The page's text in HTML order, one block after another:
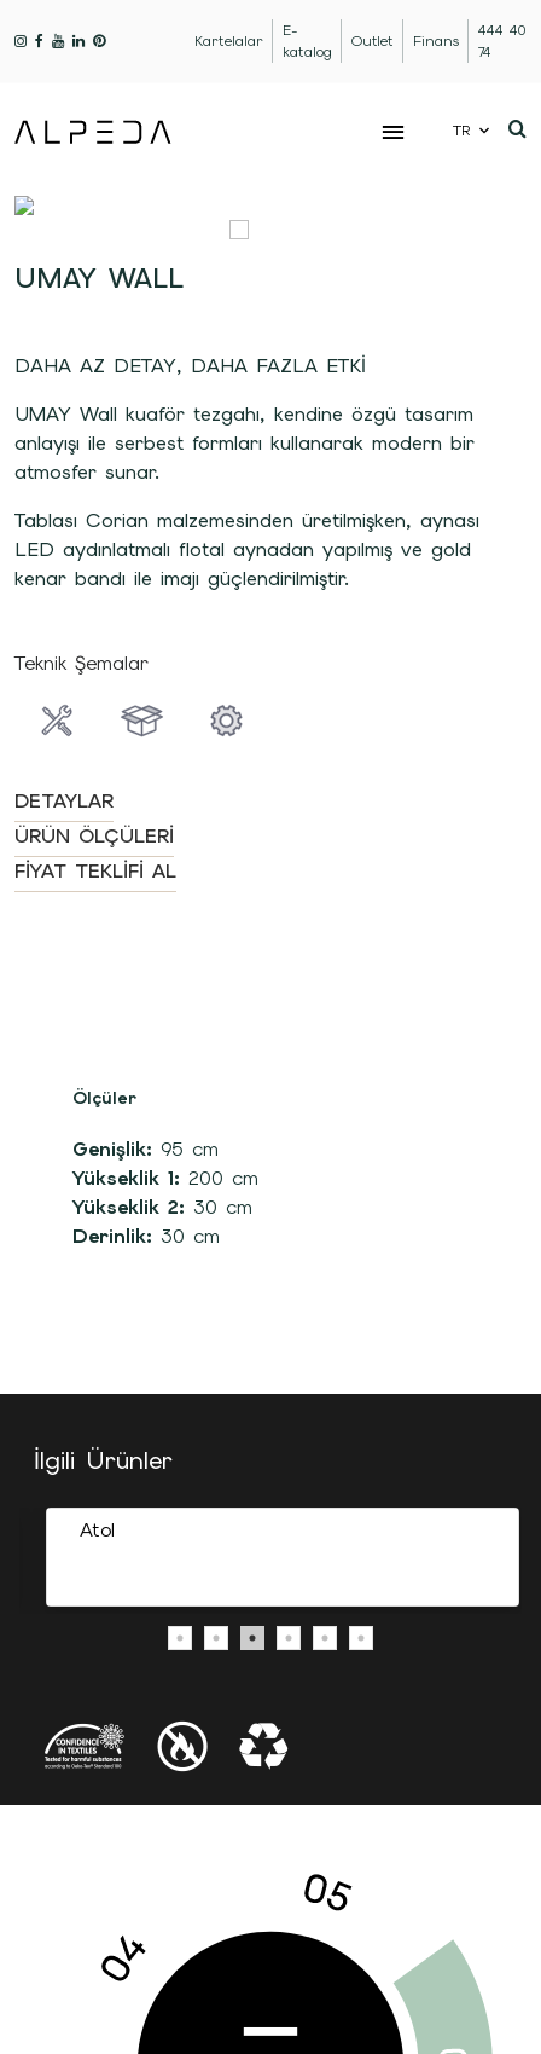
Kartelalar
E-
katalog
Outlet Finans
444 40
74
TR
UMAY WALL
DAHA AZ DETAY, DAHA FAZLA ETKİ
UMAY Wall kuaför tezgahı, kendine özgü tasarım
anlayışı ile serbest formları kullanarak modern bir
atmosfer sunar.
Tablası Corian malzemesinden üretilmişken, aynası
LED aydınlatmalı flotal aynadan yapılmış ve gold
kenar bandı ile imajı güçlendirilmiştir.
Teknik Şemalar
DETAYLAR
ÜRÜN ÖLÇÜLERI
FIYAT TEKLIFI AL
Ölçüler
Genişlik: 95 cm
Yükseklik 1: 200 cm
Yükseklik 2: 30 cm
Derinlik: 30 cm
İlgili Ürünler
Atol